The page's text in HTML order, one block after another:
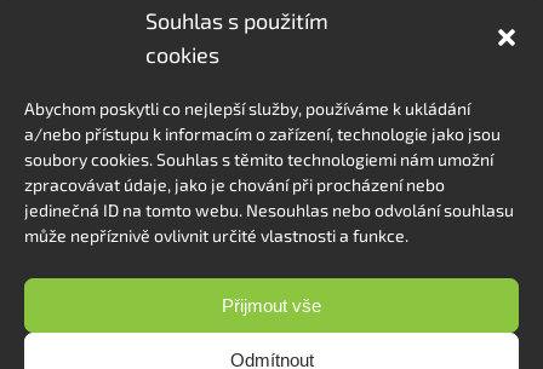
Souhlas s použitím
cookies
Abychom poskytli co nejlepší služby, používáme k ukládání
a/nebo přístupu k informacím o zařízení, technologie jako jsou
soubory cookies. Souhlas s těmito technologiemi nám umožní
zpracovávat údaje, jako je chování při procházení nebo
jedinečná ID na tomto webu. Nesouhlas nebo odvolání souhlasu
může nepříznivě ovlivnit určité vlastnosti a funkce.
Přijmout vše
Odmítnout
Kontaktujte nás
+420 778 222 800
Navigace
O nás
Kontakt